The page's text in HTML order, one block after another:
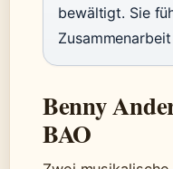
bewältigt. Sie
Benny
BAO